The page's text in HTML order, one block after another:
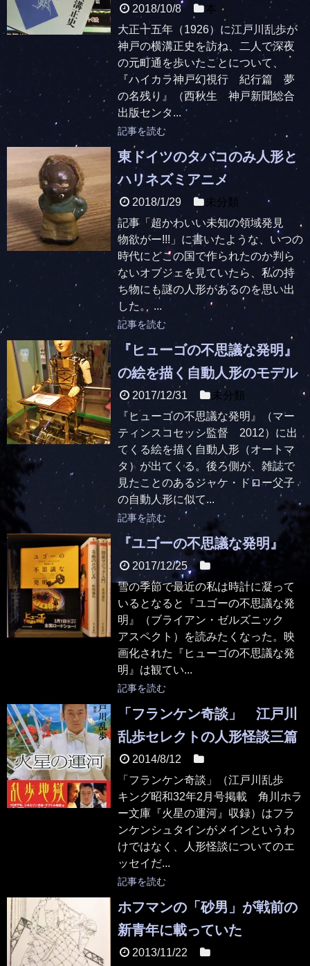
2018/10/8
本
大正十五年（1926）に江戸川乱歩が
神戸の横溝正史を訪ね、二人で深夜
の元町通を歩いたことについて、
『ハイカラ神戸幻視行 紀行篇 夢
の名残り』（西秋生 神戸新聞総合
出版センタ...
記事を読む
東ドイツのタバコのみ人形と
ハリネズミアニメ
2018/1/29
未分類
記事「超かわいい未知の領域発見
物欲がー!!!」に書いたような、いつの
時代にどこの国で作られたのか判ら
ないオブジェを見ていたら、私の持
ち物にも謎の人形があるのを思い出
した。 ...
記事を読む
『ヒューゴの不思議な発明』
の絵を描く自動人形のモデル
2017/12/31
未分類
『ヒューゴの不思議な発明』（マー
ティンスコセッシ監督 2012）に出
てくる絵を描く自動人形（オートマ
タ）が出てくる。後ろ側が、雑誌で
見たことのあるジャケ・ドロー父子
の自動人形に似て...
記事を読む
『ユゴーの不思議な発明』
2017/12/25
雪の季節で最近の私は時計に凝って
いるとなると『ユゴーの不思議な発
明』（ブライアン・ゼルズニック
アスペクト）を読みたくなった。映
画化された『ヒューゴの不思議な発
明』は観てい...
記事を読む
「フランケン奇談」 江戸川
乱歩セレクトの人形怪談三篇
2014/8/12
「フランケン奇談」（江戸川乱歩
キング昭和32年2月号掲載 角川ホラ
ー文庫『火星の運河』収録）はフラ
ンケンシュタインがメインというわ
けではなく、人形怪談についてのエ
ッセイだ...
記事を読む
ホフマンの「砂男」が戦前の
新青年に載っていた
2013/11/22